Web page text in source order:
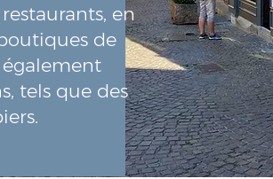
en
de
tels que des